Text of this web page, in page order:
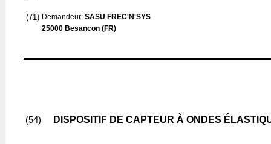
(71) Demandeur: SASU FREC'N'SYS
25000 Besancon (FR)
(54) DISPOSITIF DE CAPTEUR À ONDES